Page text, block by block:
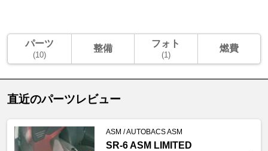
パーツ
(10)
整備 フォト
(1)
燃費
直近のパーツレビュー
ASM / AUTOBACS ASM
SR-6 ASM LIMITED